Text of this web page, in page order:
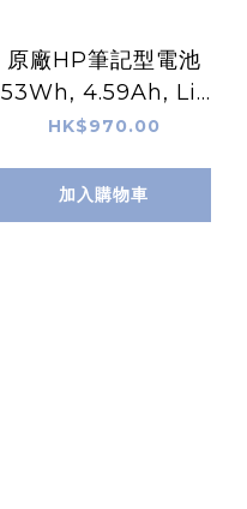
原廠HP筆記型電池
53Wh, 4.59Ah, Li-
ion, L78555-005
CC03XL)
HK$970.00
加入購物車